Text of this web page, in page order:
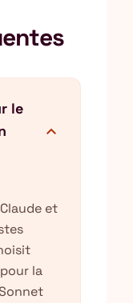
le
expand_more
et
la